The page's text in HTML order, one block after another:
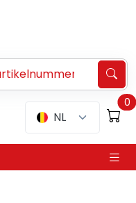
NL
0